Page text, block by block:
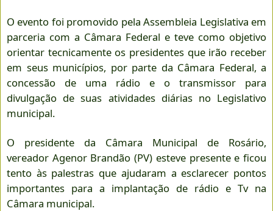
O evento foi promovido pela Assembleia Legislativa em
parceria com a Câmara Federal e teve como objetivo
orientar tecnicamente os presidentes que irão receber
em seus municípios, por parte da Câmara Federal, a
concessão de uma rádio e o transmissor para
divulgação de suas atividades diárias no Legislativo
municipal.
O presidente da Câmara Municipal de Rosário,
vereador Agenor Brandão (PV) esteve presente e ficou
tento às palestras que ajudaram a esclarecer pontos
importantes para a implantação de rádio e Tv na
Câmara municipal.